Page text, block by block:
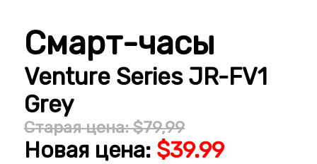
Смарт-часы
Venture Series JR-FV1
Grey
Старая цена: $79,99
Новая цена: $39.99